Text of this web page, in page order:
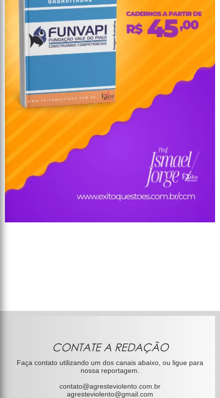
CONTATE A REDAÇÃO
Faça contato utilizando um dos canais abaixo, ou ligue para
nossa reportagem.
contato@agresteviolento.com.br
agresteviolento@gmail.com